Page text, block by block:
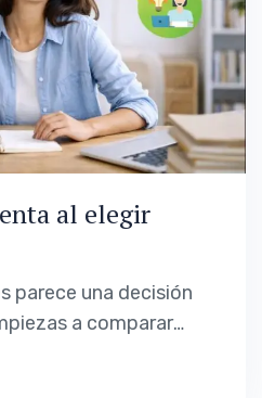
al elegir
parece una decisión
a comparar
plataformas,